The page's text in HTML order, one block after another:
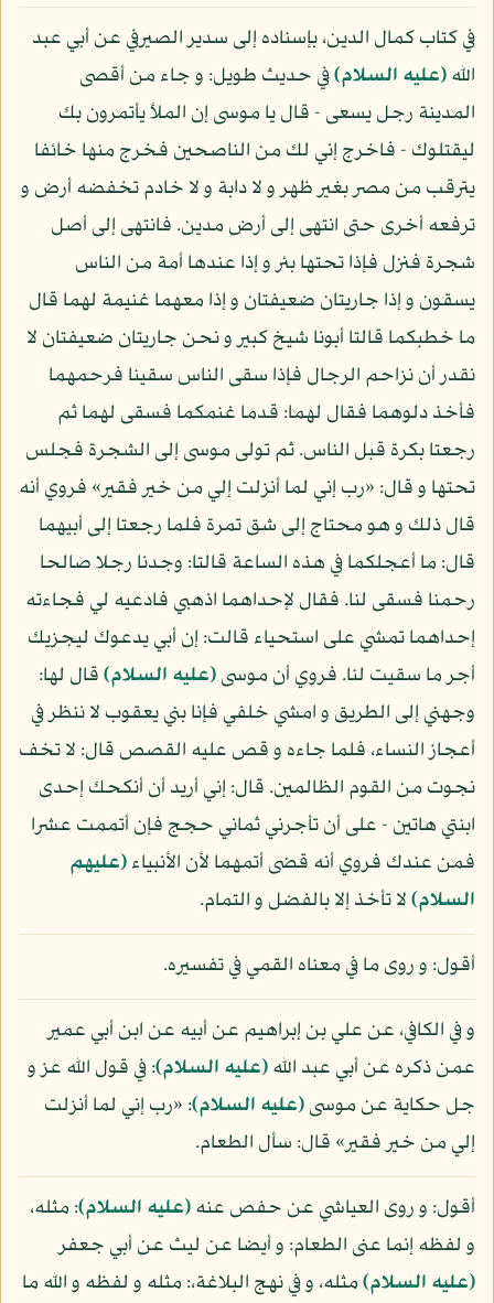
في كتاب كمال الدين، بإسناده إلى سدير الصيرفي عن أبي عبد
الله(عليه السلام)في حديث طويل: و جاء من أقصى
المدينة رجل يسعى - قال يا موسى إن الملأ يأتمرون بك
ليقتلوك - فاخرج إني لك من الناصحين فخرج منها خائفا
يترقب من مصر بغير ظهر و لا دابة و لا خادم تخفضه أرض و
ترفعه أخرى حتى انتهى إلى أرض مدين. فانتهى إلى أصل
شجرة فنزل فإذا تحتها بئر و إذا عندها أمة من الناس
يسقون و إذا جاريتان ضعيفتان و إذا معهما غنيمة لهما قال
ما خطبكما قالتا أبونا شيخ كبير و نحن جاريتان ضعيفتان لا
نقدر أن نزاحم الرجال فإذا سقى الناس سقينا فرحمهما
فأخذ دلوهما فقال لهما: قدما غنمكما فسقى لهما ثم
رجعتا بكرة قبل الناس. ثم تولى موسى إلى الشجرة فجلس
تحتها و قال: «رب إني لما أنزلت إلي من خير فقير» فروي أنه
قال ذلك و هو محتاج إلى شق تمرة فلما رجعتا إلى أبيهما
قال: ما أعجلكما في هذه الساعة قالتا: وجدنا رجلا صالحا
رحمنا فسقى لنا. فقال لإحداهما اذهبي فادعيه لي فجاءته
إحداهما تمشي على استحياء قالت: إن أبي يدعوك ليجزيك
أجر ما سقيت لنا. فروي أن موسى(عليه السلام)قال لها:
وجهني إلى الطريق و امشي خلفي فإنا بني يعقوب لا ننظر في
أعجاز النساء، فلما جاءه و قص عليه القصص قال: لا تخف
نجوت من القوم الظالمين. قال: إني أريد أن أنكحك إحدى
ابنتي هاتين - على أن تأجرني ثماني حجج فإن أتممت عشرا
فمن عندك فروي أنه قضى أتمهما لأن الأنبياء(عليهم
السلام)لا تأخذ إلا بالفضل و التمام.
أقول: و روى ما في معناه القمي في تفسيره.
و في الكافي، عن علي بن إبراهيم عن أبيه عن ابن أبي عمير
عمن ذكره عن أبي عبد الله(عليه السلام): في قول الله عز و
جل حكاية عن موسى(عليه السلام): «رب إني لما أنزلت
إلي من خير فقير» قال: سأل الطعام.
أقول: و روى العياشي عن حفص عنه(عليه السلام): مثله،
و لفظه إنما عنى الطعام: و أيضا عن ليث عن أبي جعفر
(عليه السلام)مثله، و في نهج البلاغة،: مثله و لفظه و الله ما